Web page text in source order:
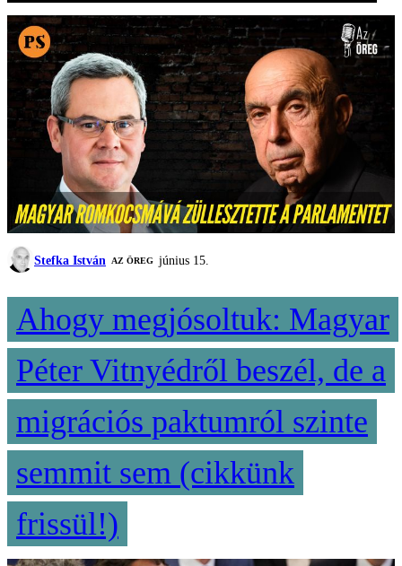
Stefka István AZ ÖREG június 15.
Ahogy megjósoltuk: Magyar
Péter Vitnyédről beszél, de a
migrációs paktumról szinte
semmit sem (cikkünk
frissül!)